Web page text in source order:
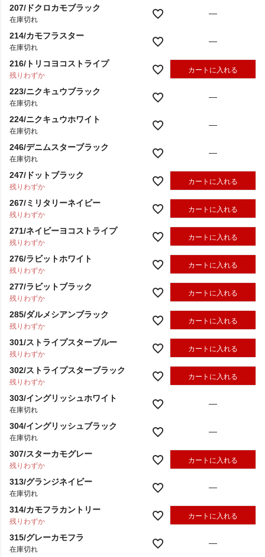
207/ドクロカモブラック
在庫切れ
—
214/カモフラスター
在庫切れ
—
216/トリコヨコストライプ
残りわずか
カートに入れる
223/ニクキュウブラック
在庫切れ
—
224/ニクキュウホワイト
在庫切れ
—
246/デニムスターブラック
在庫切れ
—
247/ドットブラック
残りわずか
カートに入れる
267/ミリタリーネイビー
残りわずか
カートに入れる
271/ネイビーヨコストライプ
残りわずか
カートに入れる
276/ラビットホワイト
残りわずか
カートに入れる
277/ラビットブラック
残りわずか
カートに入れる
285/ダルメシアンブラック
残りわずか
カートに入れる
301/ストライプスターブルー
残りわずか
カートに入れる
302/ストライプスターブラック
残りわずか
カートに入れる
303/イングリッシュホワイト
在庫切れ
—
304/イングリッシュブラック
在庫切れ
—
307/スターカモグレー
残りわずか
カートに入れる
313/グランジネイビー
在庫切れ
—
314/カモフラカントリー
残りわずか
カートに入れる
315/グレーカモフラ
在庫切れ
—